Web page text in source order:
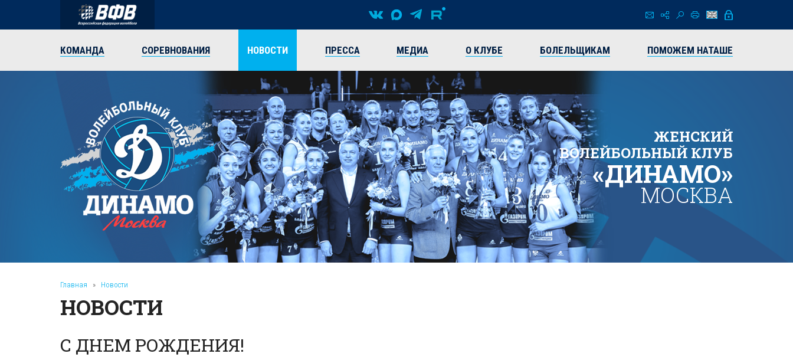
КОМАНДА СОРЕВНОВАНИЯ НОВОСТИ ПРЕССА МЕДИА О КЛУБЕ БОЛЕЛЬЩИКАМ ПОМОЖЕМ НАТАШЕ
ЖЕНСКИЙ
ВОЛЕЙБОЛЬНЫЙ КЛУБ
«ДИНАМО»
МОСКВА
Главная » Новости
НОВОСТИ
С ДНЕМ РОЖДЕНИЯ!